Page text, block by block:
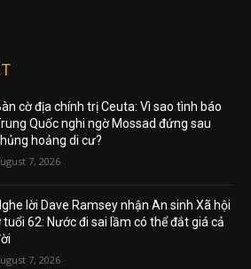
cờ địa chính trị Ceuta: Vì sao tình báo
Quốc nghi ngờ Mossad đứng sau
hoảng di cư?
7, 2026
lời Dave Ramsey nhận An sinh Xã hội
tuổi 62: Nước đi sai lầm có thể đắt giá cả
7, 2026